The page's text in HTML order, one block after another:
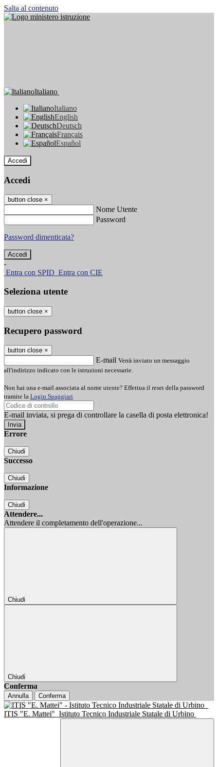
Salta al contenuto
Italiano
Italiano
English
Deutsch
Français
Español
Accedi
Accedi
button close ×
Nome Utente
Password
Password dimenticata?
-
Entra con SPID Entra con CIE
Seleziona utente
button close ×
Recupero password
button close ×
E-mail Verrà inviato un messaggio
all'indirizzo indicato con le istruzioni necessarie.
Non hai una e-mail associata al nome utente? Effettua il reset della password
tramite la Login Spaggiari
E-mail inviata, si prega di controllare la casella di posta elettronica!
Errore
Chiudi
Successo
Chiudi
Informazione
Chiudi
Attendere...
Attendere il completamento dell'operazione...
Chiudi
Chiudi
Conferma
Annulla Conferma
ITIS "E. Mattei" Istituto Tecnico Industriale Statale di Urbino